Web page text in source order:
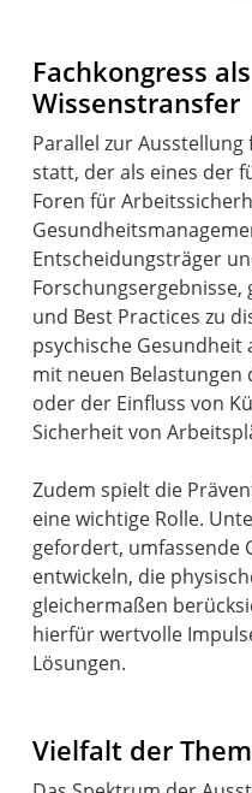
Fachkongress
Wissenstransfer
Parallel zur Ausstellung
statt, der als eines der
Foren für
Entscheidungsträger
Forschungsergebnisse,
und Best Practices zu
psychische
mit neuen
oder der Einfluss von
Sicherheit von
Zudem spielt die
eine wichtige Rolle.
gefordert, umfassende
entwickeln, die
gleichermaßen
hierfür wertvolle
Lösungen.
Vielfalt der